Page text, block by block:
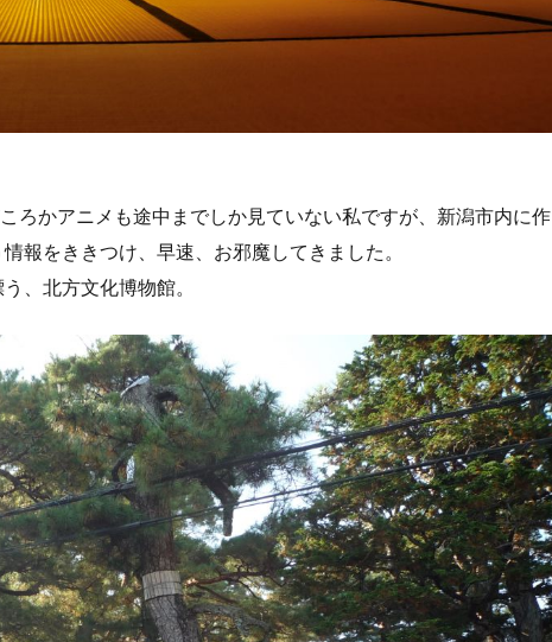
ろかアニメも途中までしか見ていない私ですが、新潟市内に作
報をききつけ、早速、お邪魔してきました。
、北方文化博物館。